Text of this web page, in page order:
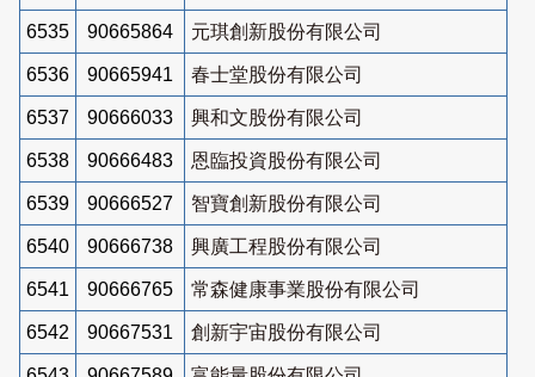
6535 90665864 元琪創新股份有限公司
6536 90665941 春士堂股份有限公司
6537 90666033 興和文股份有限公司
6538 90666483 恩臨投資股份有限公司
6539 90666527 智寶創新股份有限公司
6540 90666738 興廣工程股份有限公司
6541 90666765 常森健康事業股份有限公司
6542 90667531 創新宇宙股份有限公司